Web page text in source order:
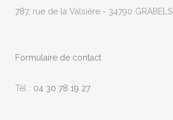
787, rue de la Valsière - 34790 GRABELS
Formulaire de contact
Tél : 04 30 78 19 27